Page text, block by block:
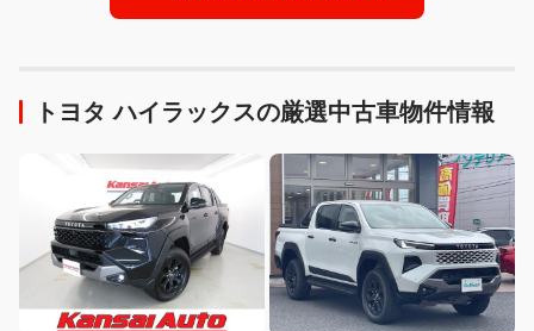
トヨタ ハイラックスの厳選中古車物件情報